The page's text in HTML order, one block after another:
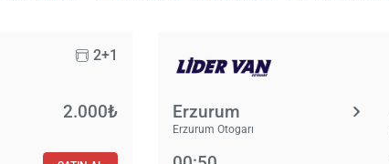
2+1
2.000₺ Erzurum
Erzurum Otogarı